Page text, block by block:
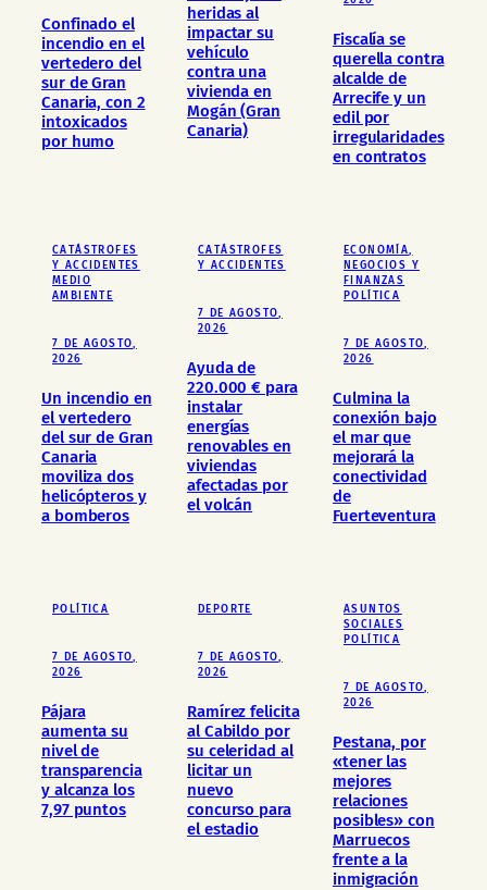
Confinado el
incendio en el
vertedero del
sur de Gran
Canaria, con 2
intoxicados
por humo
heridas al
impactar su
vehículo
contra una
vivienda en
Mogán (Gran
Canaria)
Fiscalía se
querella contra
alcalde de
Arrecife y un
edil por
irregularidades
en contratos
CATÁSTROFES
Y ACCIDENTES
MEDIO
AMBIENTE
7 DE AGOSTO,
2026
Un incendio en
el vertedero
del sur de Gran
Canaria
moviliza dos
helicópteros y
a bomberos
CATÁSTROFES
Y ACCIDENTES
7 DE AGOSTO,
2026
Ayuda de
220.000 € para
instalar
energías
renovables en
viviendas
afectadas por
el volcán
ECONOMÍA,
NEGOCIOS Y
FINANZAS
POLÍTICA
7 DE AGOSTO,
2026
Culmina la
conexión bajo
el mar que
mejorará la
conectividad
de
Fuerteventura
POLÍTICA
7 DE AGOSTO,
2026
Pájara
aumenta su
nivel de
transparencia
y alcanza los
7,97 puntos
DEPORTE
7 DE AGOSTO,
2026
Ramírez felicita
al Cabildo por
su celeridad al
licitar un
nuevo
concurso para
el estadio
ASUNTOS
SOCIALES
POLÍTICA
7 DE AGOSTO,
2026
Pestana, por
«tener las
mejores
relaciones
posibles» con
Marruecos
frente a la
inmigración